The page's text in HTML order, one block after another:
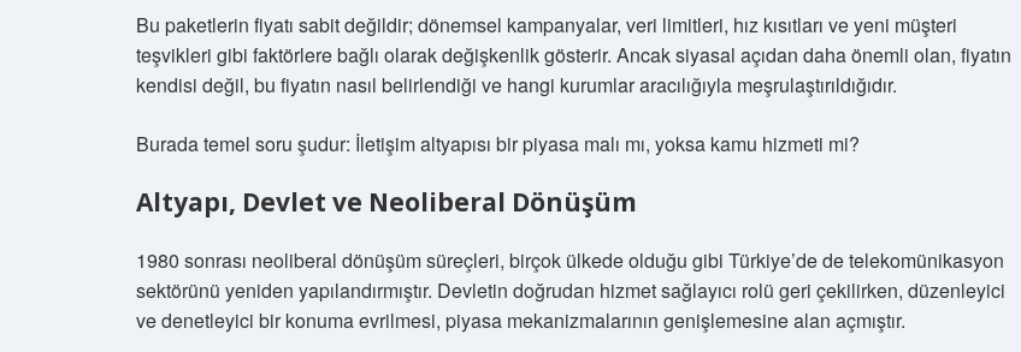
Bu paketlerin fiyatı sabit değildir; dönemsel kampanyalar, veri limitleri, hız kısıtları ve yeni müşteri
teşvikleri gibi faktörlere bağlı olarak değişkenlik gösterir. Ancak siyasal açıdan daha önemli olan, fiyatın
kendisi değil, bu fiyatın nasıl belirlendiği ve hangi kurumlar aracılığıyla meşrulaştırıldığıdır.
Burada temel soru şudur: İletişim altyapısı bir piyasa malı mı, yoksa kamu hizmeti mi?
Altyapı, Devlet ve Neoliberal Dönüşüm
1980 sonrası neoliberal dönüşüm süreçleri, birçok ülkede olduğu gibi Türkiye’de de telekomünikasyon
sektörünü yeniden yapılandırmıştır. Devletin doğrudan hizmet sağlayıcı rolü geri çekilirken, düzenleyici
ve denetleyici bir konuma evrilmesi, piyasa mekanizmalarının genişlemesine alan açmıştır.